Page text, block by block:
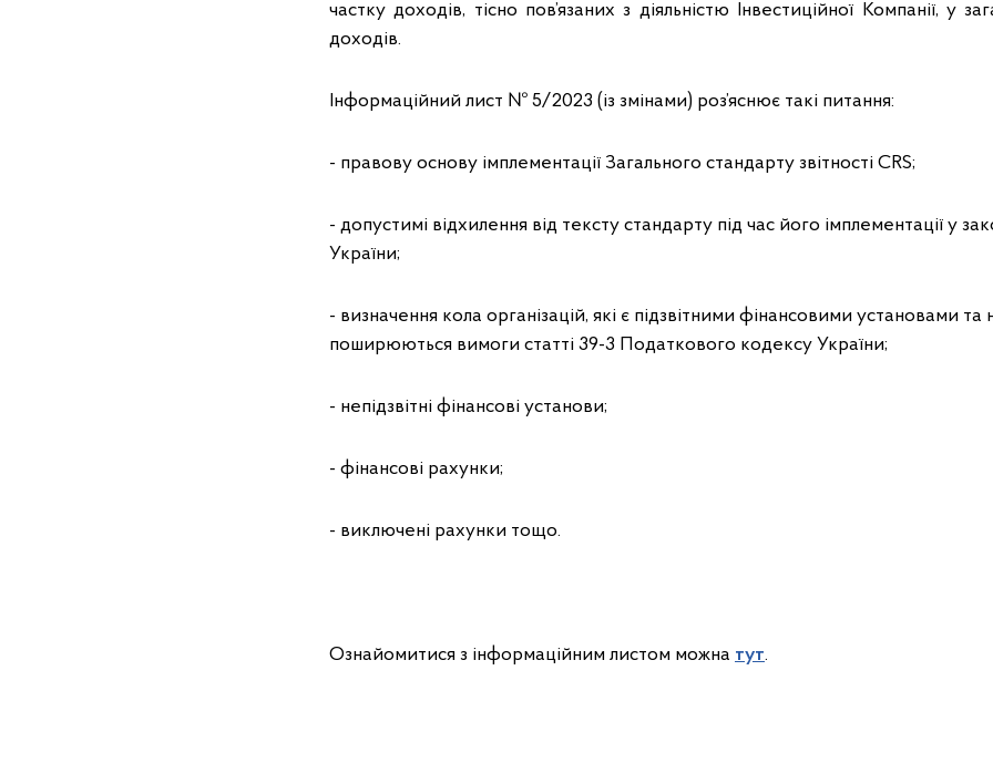
частку доходів, тісно пов’язаних з діяльністю Інвестиційної Компанії, у
доходів.
Інформаційний лист № 5/2023 (із змінами) роз’яснює такі питання:
- правову основу імплементації Загального стандарту звітності CRS;
- допустимі відхилення від тексту стандарту під час його імплементації у
України;
- визначення кола організацій, які є підзвітними фінансовими установами та
поширюються вимоги статті 39-3 Податкового кодексу України;
- непідзвітні фінансові установи;
- фінансові рахунки;
- виключені рахунки тощо.
Ознайомитися з інформаційним листом можна тут.